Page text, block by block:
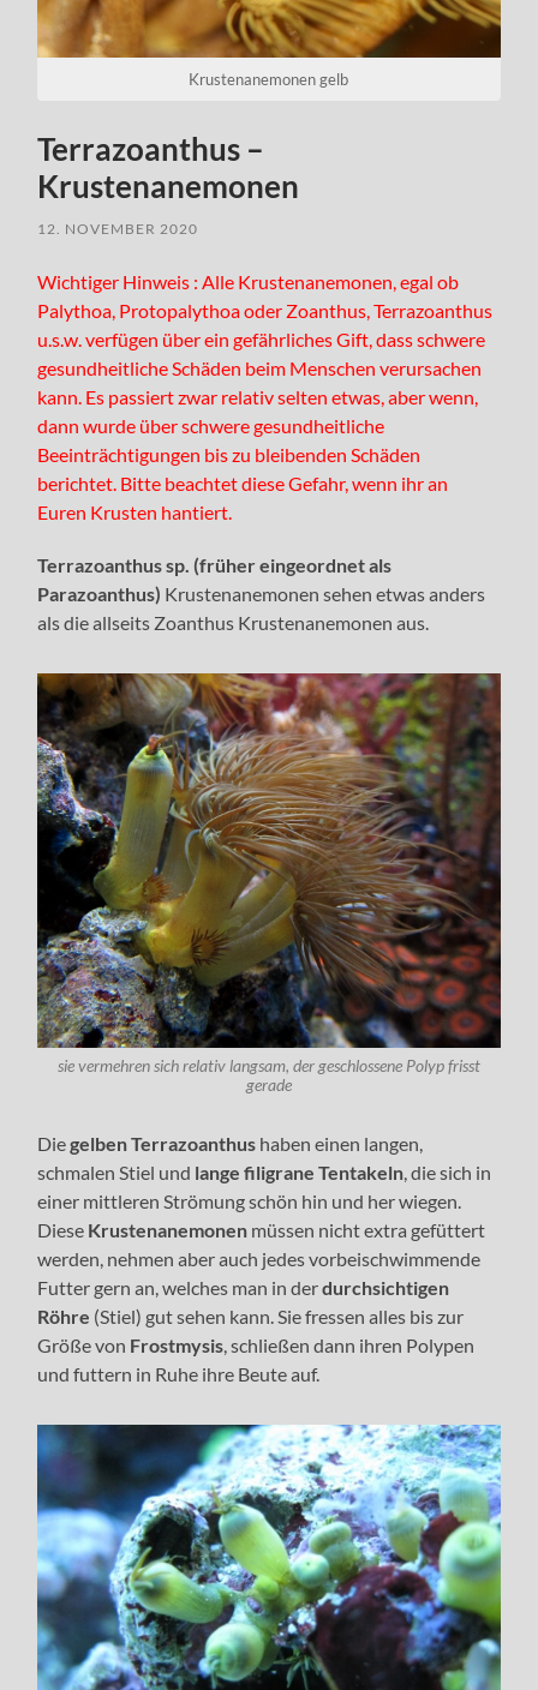
Krustenanemonen gelb
Terrazoanthus –
Krustenanemonen
12. NOVEMBER 2020
Wichtiger Hinweis : Alle Krustenanemonen, egal ob
Palythoa, Protopalythoa oder Zoanthus, Terrazoanthus
u.s.w. verfügen über ein gefährliches Gift, dass schwere
gesundheitliche Schäden beim Menschen verursachen
kann. Es passiert zwar relativ selten etwas, aber wenn,
dann wurde über schwere gesundheitliche
Beeinträchtigungen bis zu bleibenden Schäden
berichtet. Bitte beachtet diese Gefahr, wenn ihr an
Euren Krusten hantiert.
Terrazoanthus sp. (früher eingeordnet als
Parazoanthus) Krustenanemonen sehen etwas anders
als die allseits Zoanthus Krustenanemonen aus.
sie vermehren sich relativ langsam, der geschlossene Polyp frisst
gerade
Diegelben Terrazoanthus haben einen langen,
schmalen Stiel und lange filigrane Tentakeln, die sich in
einer mittleren Strömung schön hin und her wiegen.
Diese Krustenanemonen müssen nicht extra gefüttert
werden, nehmen aber auch jedes vorbeischwimmende
Futter gern an, welches man in derdurchsichtigen
Röhre (Stiel) gut sehen kann. Sie fressen alles bis zur
Größe von Frostmysis, schließen dann ihren Polypen
und futtern in Ruhe ihre Beute auf.